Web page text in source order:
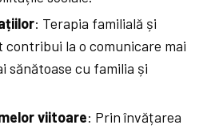
: Terapia familială și
la o comunicare mai
sănătoase cu familia și
viitoare: Prin învățarea